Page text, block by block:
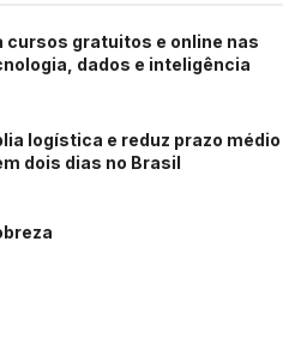
cursos gratuitos e online nas
dados e inteligência
logística e reduz prazo médio
dois dias no Brasil